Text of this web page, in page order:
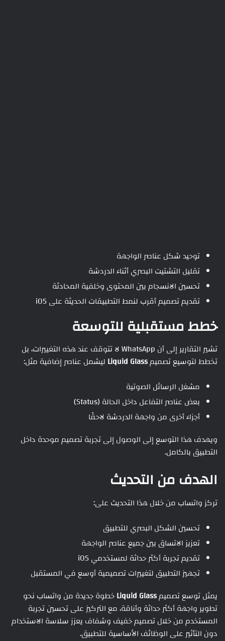
توحيد شكل عناصر الواجهة
تقليل التشتيت البصري أثناء الدردشة
تحسين الانسجام بين المحتوى وخلفية المحادثة
تقديم تصميم أقرب لنمط التطبيقات الحديثة على iOS
خطط مستقبلية للتوسعة
تشير التقارير إلى أن WhatsApp لا تتوقف عند هذه التغييرات، بل
تخطط لتوسيع تصميمLiquid Glass ليشمل عناصر إضافية مثل:
مشغل الرسائل الصوتية
بعض عناصر التفاعل داخل الحالة (Status)
أجزاء أخرى من واجهة الدردشة لاحقًا
ويهدف هذا التوسع إلى الوصول إلى تجربة تصميم موحدة داخل
التطبيق بالكامل.
الهدف من التحديث
تركز واتساب من خلال هذا التحديث على:
تحسين الشكل البصري للتطبيق
تعزيز الاتساق بين جميع عناصر الواجهة
تقديم تجربة أكثر حداثة لمستخدمي iOS
تجهيز التطبيق لتغييرات تصميمية أوسع في المستقبل
يمثل توسع تصميمLiquid Glassخطوة جديدة من واتساب نحو
تطوير واجهة أكثر حداثة وأناقة، مع التركيز على تحسين تجربة
المستخدم من خلال تصميم خفيف وشفاف يعزز سلاسة الاستخدام
دون التأثير على الوظائف الأساسية للتطبيق.